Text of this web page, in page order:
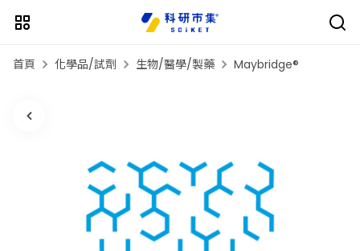
首頁 化學品/試劑 生物/醫學/製藥 Maybridge®